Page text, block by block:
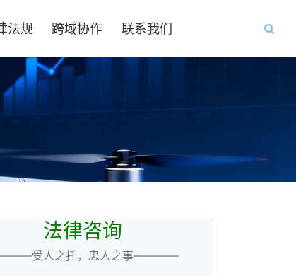
法规 跨域协作 联系我们
法律咨询
受人之托，忠人之事————